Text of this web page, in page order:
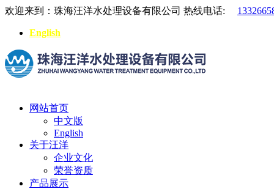
欢迎来到：珠海汪洋水处理设备有限公司 热线电话:
English
网站首页
中文版
English
关于汪洋
企业文化
荣誉资质
产品展示